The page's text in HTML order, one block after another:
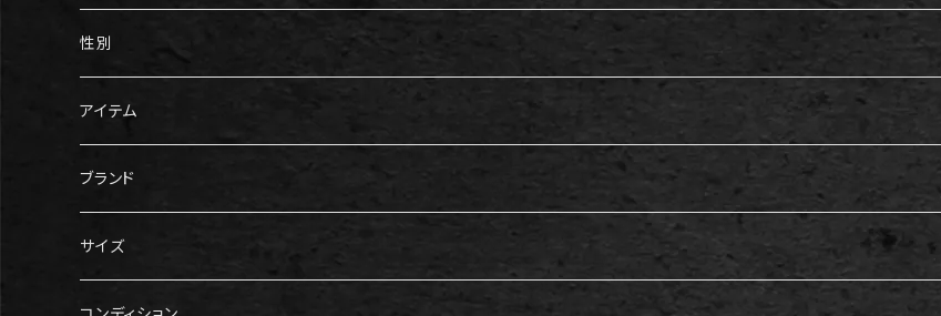
性別
メンズ
レディース
アイテム
トップス
Tシャツ
ニット・セーター
ボトムス
パンツ
アウター
ブランド
Gucci（グッチ）
Prada（プラダ）
サイズ
メンズ服